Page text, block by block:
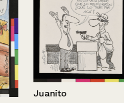
Juanito